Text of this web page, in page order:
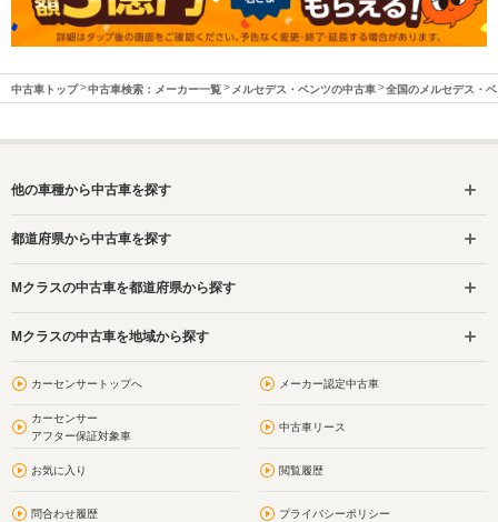
中古車トップ 中古車検索：メーカー一覧 メルセデス・ベンツの中古車 全国のメルセデス・
他の車種から中古車を探す
都道府県から中古車を探す
Mクラスの中古車を都道府県から探す
Mクラスの中古車を地域から探す
カーセンサートップへ メーカー認定中古車
カーセンサー
アフター保証対象車
中古車リース
お気に入り 閲覧履歴
問合わせ履歴 プライバシーポリシー